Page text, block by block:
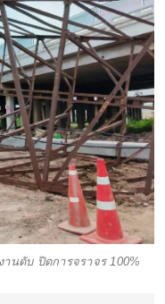
นดับ ปิดการจราจร 100%